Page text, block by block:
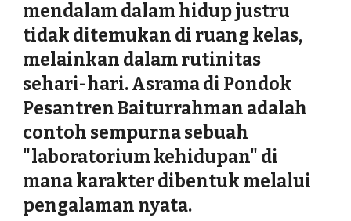
mendalam dalam hidup justru
tidak ditemukan di ruang kelas,
melainkan dalam rutinitas
sehari-hari. Asrama di Pondok
Pesantren Baiturrahman adalah
contoh sempurna sebuah
"laboratorium kehidupan" di
mana karakter dibentuk melalui
pengalaman nyata.